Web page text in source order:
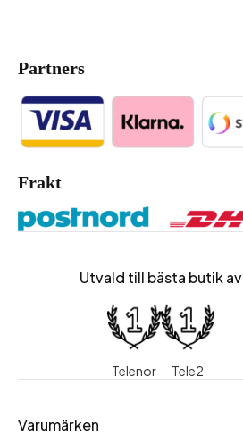
Partners
Frakt
Utvald till bästa butik av
Telenor Tele2
Varumärken